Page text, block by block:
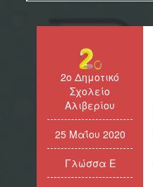
2ο Δημοτικό
Σχολείο
Αλιβερίου
25 Μαΐου 2020
Γλώσσα Ε